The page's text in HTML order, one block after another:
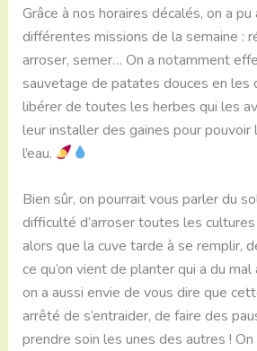
Grâce à nos horaires décalés, on a pu
différentes missions de la semaine :
arroser, semer… On a notamment
sauvetage de patates douces en les
libérer de toutes les herbes qui les
leur installer des gaines pour pouvoir
l’eau.
Bien sûr, on pourrait vous parler du
difficulté d’arroser toutes les cultures
alors que la cuve tarde à se remplir,
ce qu’on vient de planter qui a du
on a aussi envie de vous dire que
arrêté de s’entraider, de faire des
prendre soin les unes des autres !